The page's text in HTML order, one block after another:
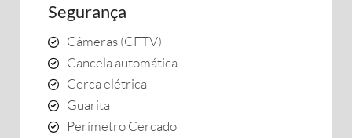
Segurança
Câmeras (CFTV)
Cancela automática
Cerca elétrica
Guarita
Perímetro Cercado